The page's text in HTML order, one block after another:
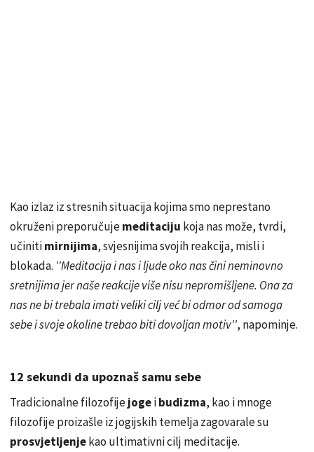
Kao izlaz iz stresnih situacija kojima smo neprestano
okruženi preporučujemeditaciju koja nas može, tvrdi,
učinitimirnijima, svjesnijima svojih reakcija, misli i
blokada. ''Meditacija i nas i ljude oko nas čini neminovno
sretnijima jer naše reakcije više nisu nepromišljene. Ona za
nas ne bi trebala imati veliki cilj već bi odmor od samoga
sebe i svoje okoline trebao biti dovoljan motiv'', napominje.
12 sekundi da upoznaš samu sebe
Tradicionalne filozofijejogeibudizma, kao i mnoge
filozofije proizašle iz jogijskih temelja zagovarale su
prosvjetljenjekao ultimativni cilj meditacije.